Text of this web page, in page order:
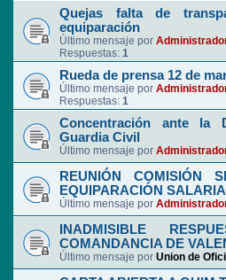
Quejas falta de
equiparación
Último mensaje por
Respuestas: 1
Rueda de prensa 12 de
Último mensaje por
Respuestas: 1
Concentración ante la
Guardia Civil
Último mensaje por
REUNIÓN COMISIÓN
EQUIPARACIÓN
Último mensaje por
INADMISIBLE
COMANDANCIA DE
Último mensaje por Union de